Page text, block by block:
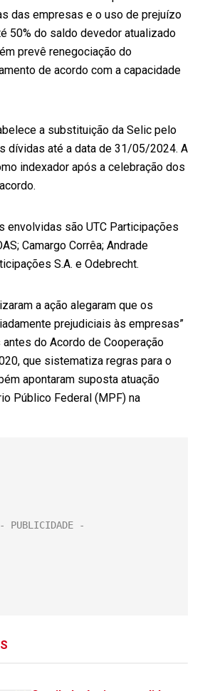
das empresas e o uso de prejuízo
50% do saldo devedor atualizado
prevê renegociação do
de acordo com a capacidade
a substituição da Selic pelo
dívidas até a data de 31/05/2024. A
indexador após a celebração dos
envolvidas são UTC Participações
Camargo Corrêa; Andrade
S.A. e Odebrecht.
a ação alegaram que os
prejudiciais às empresas”
do Acordo de Cooperação
que sistematiza regras para o
apontaram suposta atuação
Público Federal (MPF) na